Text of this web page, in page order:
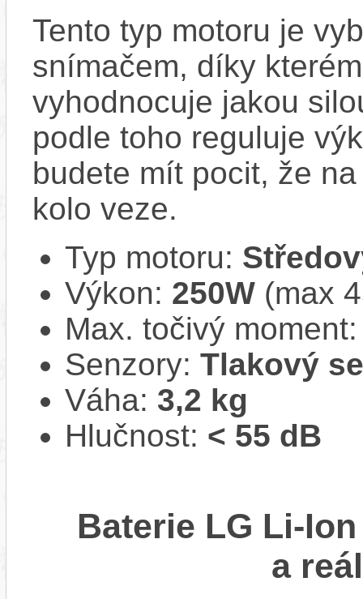
Tento typ motoru je
snímačem, díky
vyhodnocuje jakou
podle toho reguluje
budete mít pocit, že
kolo veze.
Typ motoru:
Výkon: 250W (max
Max. točivý
Senzory: Tlakový
Váha: 3,2 kg
Hlučnost: < 55 dB
Baterie LG Li-
a